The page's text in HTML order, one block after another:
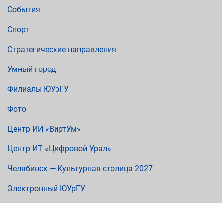
События
Спорт
Стратегические направления
Умный город
Филиалы ЮУрГУ
Фото
Центр ИИ «ВиртУм»
Центр ИТ «Цифровой Урал»
Челябинск — Культурная столица 2027
Электронный ЮУрГУ